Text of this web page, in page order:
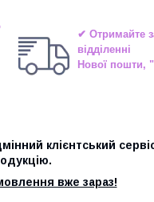
✔ Отримайте
відділенні
Нової пошти,
клієнтський
вже зараз!